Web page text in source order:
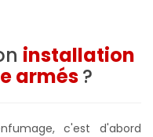
installation
armés?
c'est d'abord